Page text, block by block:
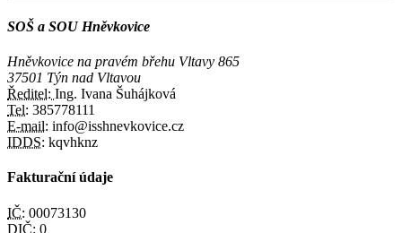
SOŠ a SOU Hněvkovice
Hněvkovice na pravém břehu Vltavy 865
37501 Týn nad Vltavou
Ředitel: Ing. Ivana Šuhájková
Tel: 385778111
E-mail: info@isshnevkovice.cz
IDDS: kqvhknz
Fakturační údaje
IČ: 00073130
DIČ: 0